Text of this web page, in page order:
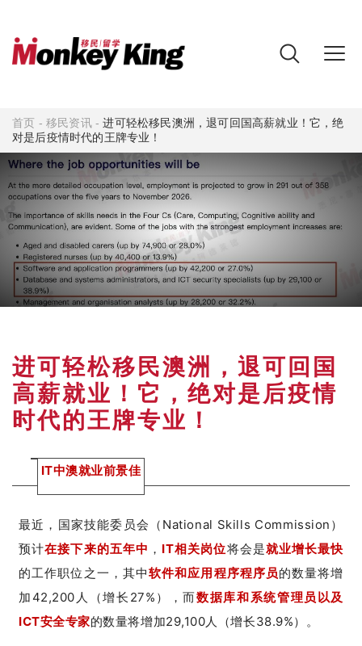
首页 -移民资讯-进可轻松移民澳洲，退可回国高薪就业！它，绝
对是后疫情时代的王牌专业！
进可轻松移民澳洲，退可回国
高薪就业！它，绝对是后疫情
时代的王牌专业！
IT中澳就业前景佳
最近，国家技能委员会（National Skills Commission）
预计在接下来的五年中 ， IT相关岗位将会是就业增长最快
的工作职位之一， 其中软件和应用程序程序员的数量将增
加42,200人（增长27%），而数据库和系统管理员以及
ICT安全专家的数量将增加29,100人（增长38.9%）。